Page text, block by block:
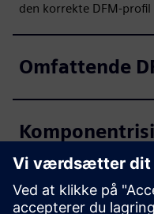
den korrekte DFM-profil
Omfattende
DFM-